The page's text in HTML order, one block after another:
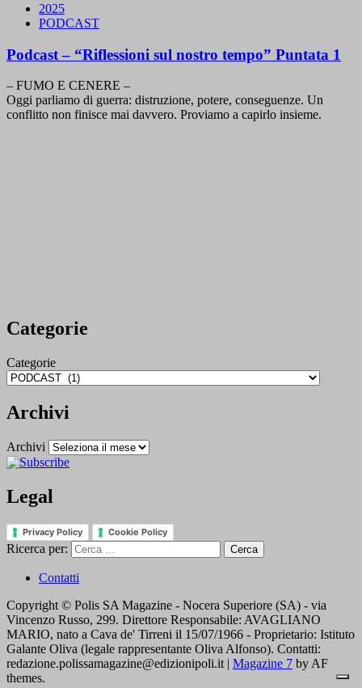
2025
PODCAST
Podcast – “Riflessioni sul nostro tempo” Puntata 1
– FUMO E CENERE –
Oggi parliamo di guerra: distruzione, potere, conseguenze. Un
conflitto non finisce mai davvero. Proviamo a capirlo insieme.
Categorie
Categorie
Archivi
Archivi
Legal
Privacy Policy Cookie Policy
Ricerca per:
Contatti
Copyright © Polis SA Magazine - Nocera Superiore (SA) - via
Vincenzo Russo, 299. Direttore Responsabile: AVAGLIANO
MARIO, nato a Cava de' Tirreni il 15/07/1966 - Proprietario: Istituto
Galante Oliva (legale rappresentante Oliva Alfonso). Contatti:
redazione.polissamagazine@edizionipoli.it | Magazine 7 by AF
themes.